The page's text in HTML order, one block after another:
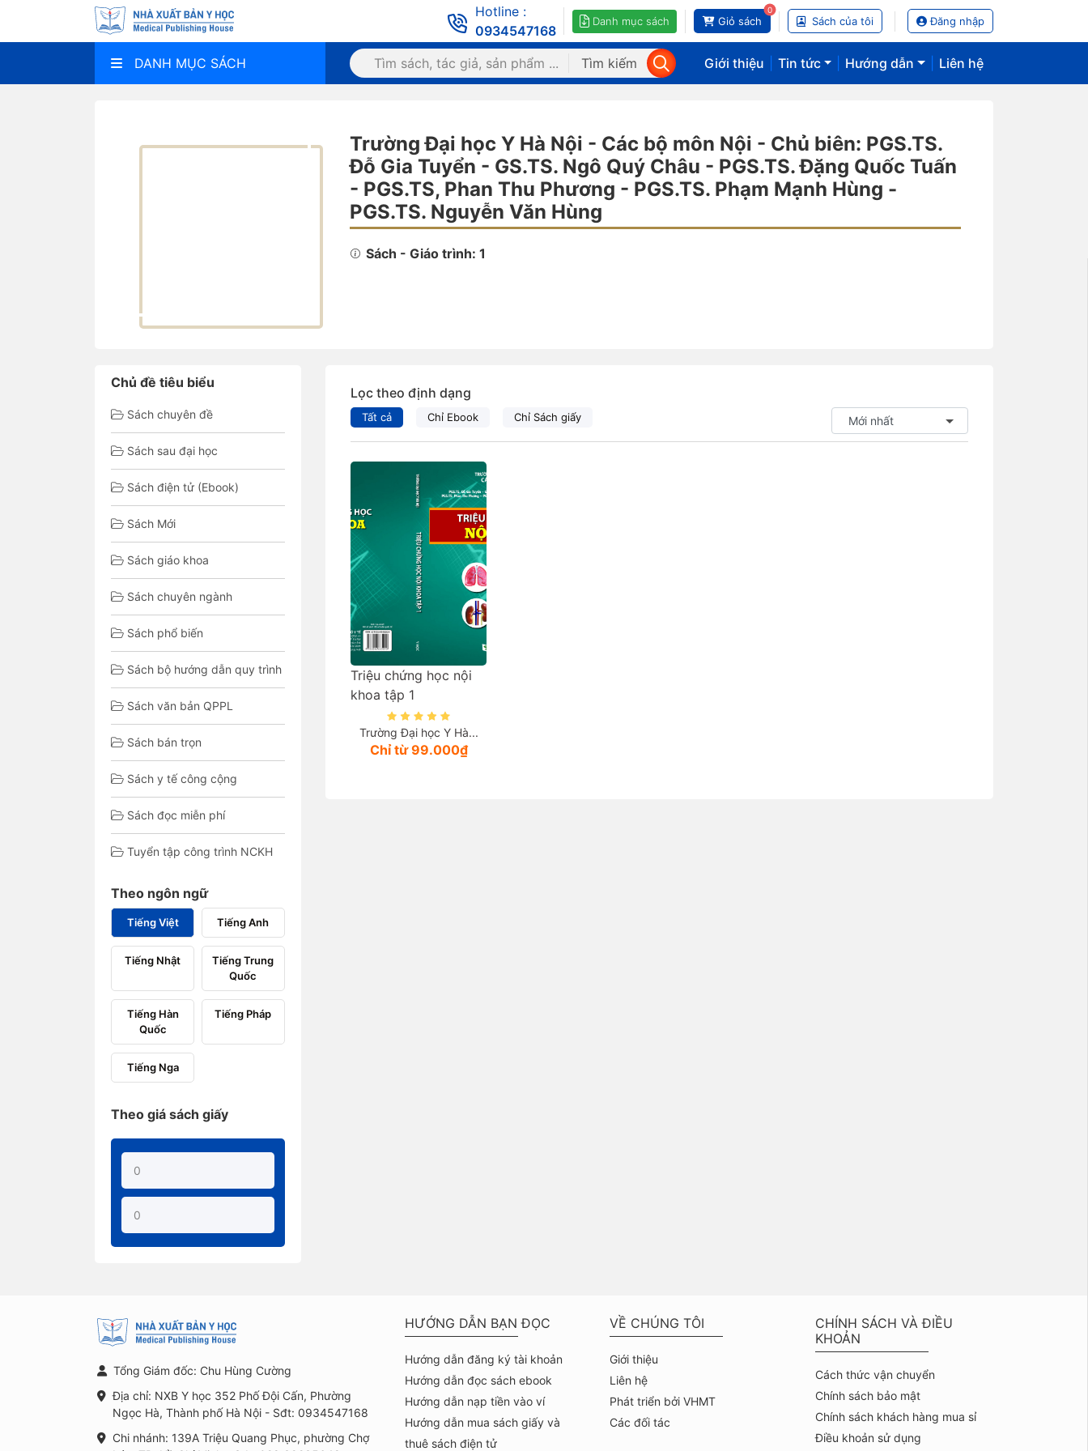
Hotline :
0934547168
Danh mục sách
0
Giỏ sách Sách của tôi Đăng nhập
DANH MỤC SÁCH Tìm kiếm Giới thiệu Tin tức Hướng dẫn Liên hệ
Trường Đại học Y Hà Nội - Các bộ môn Nội - Chủ biên: PGS.TS.
Đỗ Gia Tuyển - GS.TS. Ngô Quý Châu - PGS.TS. Đặng Quốc Tuấn
- PGS.TS, Phan Thu Phương - PGS.TS. Phạm Mạnh Hùng -
PGS.TS. Nguyễn Văn Hùng
Sách - Giáo trình: 1
Chủ đề tiêu biểu
Sách chuyên đề
Sách sau đại học
Sách điện tử (Ebook)
Sách Mới
Sách giáo khoa
Sách chuyên ngành
Sách phổ biến
Sách bộ hướng dẫn quy trình
Sách văn bản QPPL
Sách bán trọn
Sách y tế công cộng
Sách đọc miễn phí
Tuyển tập công trình NCKH
Theo ngôn ngữ
Tiếng Việt Tiếng Anh
Tiếng Nhật
Tiếng Trung
Quốc
Tiếng Hàn
Quốc
Tiếng Pháp
Tiếng Nga
Theo giá sách giấy
Lọc theo định dạng
Tất cả Chỉ Ebook Chỉ Sách giấy
Triệu chứng học nội
khoa tập 1
Trường Đại học Y Hà...
Chỉ từ 99.000₫
Tổng Giám đốc: Chu Hùng Cường
Địa chỉ: NXB Y học 352 Phố Đội Cấn, Phường
Ngọc Hà, Thành phố Hà Nội - Sđt: 0934547168
Chi nhánh: 139A Triệu Quang Phục, phường Chợ
HƯỚNG DẪN BẠN ĐỌC
Hướng dẫn đăng ký tài khoản
Hướng dẫn đọc sách ebook
Hướng dẫn nạp tiền vào ví
Hướng dẫn mua sách giấy và
thuê sách điện tử
VỀ CHÚNG TÔI
Giới thiệu
Liên hệ
Phát triển bởi VHMT
Các đối tác
CHÍNH SÁCH VÀ ĐIỀU
KHOẢN
Cách thức vận chuyển
Chính sách bảo mật
Chính sách khách hàng mua sỉ
Điều khoản sử dụng